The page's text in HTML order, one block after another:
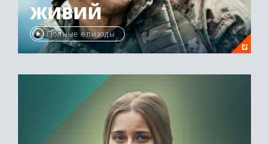
ЖИВИЙ
Полные епизоды